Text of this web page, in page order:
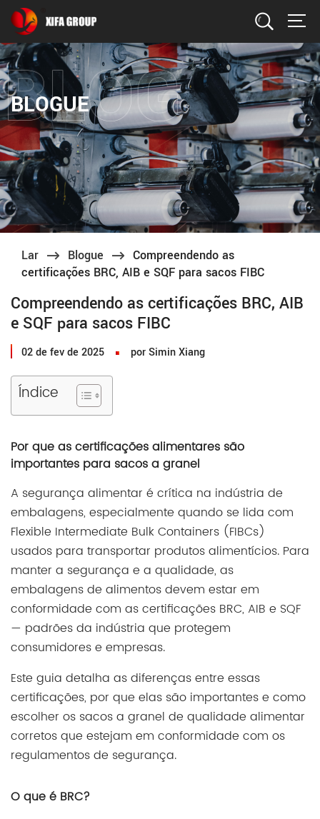
Procurar
BLOGUE
Lar Blogue
Compreendendo as
certificações BRC, AIB e SQF para sacos FIBC
Compreendendo as certificações BRC, AIB
e SQF para sacos FIBC
02 de fev de 2025 por Simin Xiang
Índice
Por que as certificações alimentares são
importantes para sacos a granel
A segurança alimentar é crítica na indústria de
embalagens, especialmente quando se lida com
Flexible Intermediate Bulk Containers (FIBCs)
usados para transportar produtos alimentícios. Para
manter a segurança e a qualidade, as
embalagens de alimentos devem estar em
conformidade com as certificações BRC, AIB e SQF
— padrões da indústria que protegem
consumidores e empresas.
Este guia detalha as diferenças entre essas
certificações, por que elas são importantes e como
escolher os sacos a granel de qualidade alimentar
corretos que estejam em conformidade com os
regulamentos de segurança.
O que é BRC?